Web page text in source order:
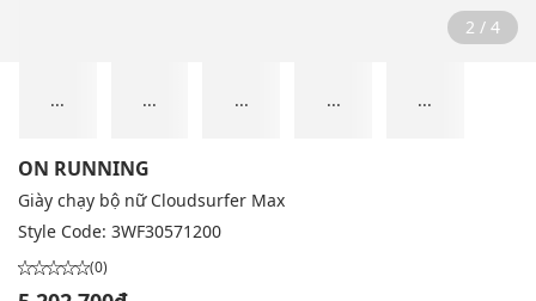
2 / 4
... ... ... ... ...
ON RUNNING
Giày chạy bộ nữ Cloudsurfer Max
Style Code: 3WF30571200
(0)